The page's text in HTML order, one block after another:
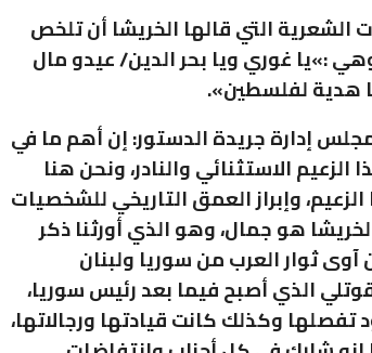
الشعرية التي قالها الخريشا أن تلخص
:»يا غوري ويا بحر الدين/ عيدو مال
هدية لفلسطين».
إدارة جريدة الدستور: إن أهم ما في
الاستثنائي والنادر، ونحن هنا
وإبراز العمق التاريخي للشخصيات
هو جمال، وهو الذي أورثنا ذكر
ثوار العرب من سوريا ولبنان
الذي أصبح فيما بعد رئيس سوريا،
تفصلها وكذلك كانت قيادتها ورجالاتها،